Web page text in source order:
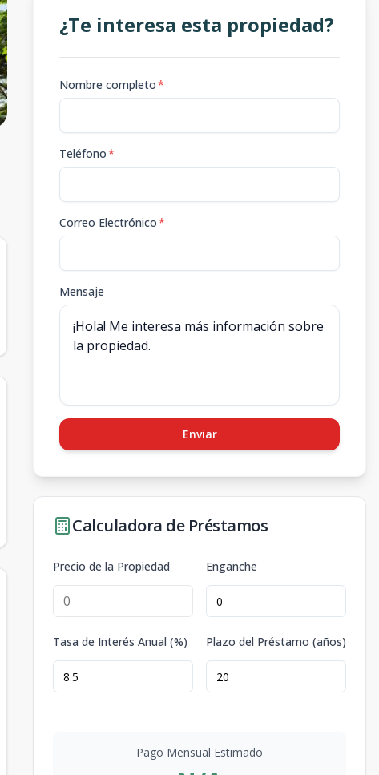
¿Te interesa esta propiedad?
Nombre completo*
Teléfono*
Correo Electrónico*
Mensaje
Enviar
Calculadora de Préstamos
Precio de la Propiedad Enganche
Tasa de Interés Anual (%) Plazo del Préstamo (años)
Pago Mensual Estimado